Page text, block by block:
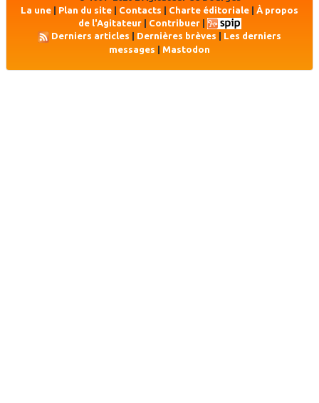
La une | Plan du site | Contacts | Charte éditoriale | À propos
de l'Agitateur| Contribuer|
Derniers articles
Dernières brèves
Les derniers
messages
Mastodon